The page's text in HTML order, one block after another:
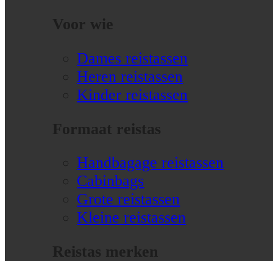
Voor wie
Dames reistassen
Heren reistassen
Kinder reistassen
Formaat reistas
Handbagage reistassen
Cabinbags
Grote reistassen
Kleine reistassen
Reistas merken